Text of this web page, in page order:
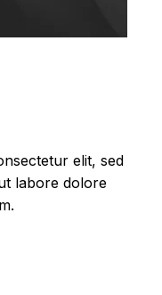
elit, sed
labore dolore